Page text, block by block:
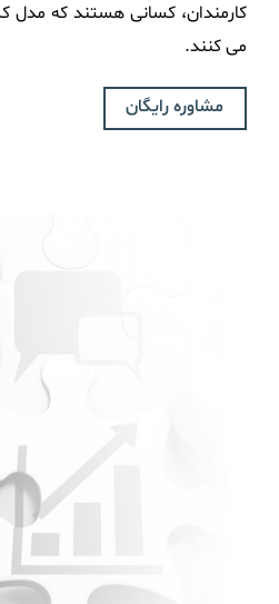
کارمندان، کسانی هستند که مدل
می کنند.
مشاوره رایگان